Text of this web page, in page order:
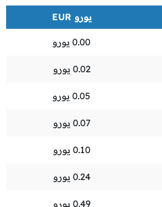
يورو EUR
0.00 يورو
0.02 يورو
0.05 يورو
0.07 يورو
0.10 يورو
0.24 يورو
0.49 يورو